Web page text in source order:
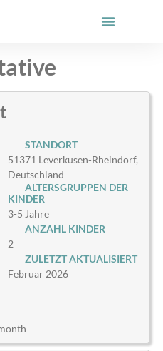
STANDORT
51371 Leverkusen-Rheindorf,
Deutschland
ALTERSGRUPPEN DER
KINDER
3-5 Jahre
ANZAHL KINDER
2
ZULETZT AKTUALISIERT
Februar 2026